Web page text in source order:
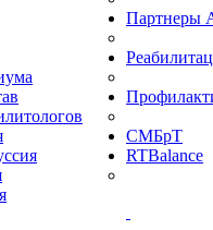
Партнеры
СМБрТ
RTBalance